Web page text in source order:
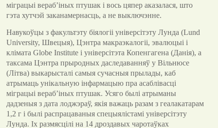
міграцыі вераб’іных птушак і вось цяпер аказалася, што
гэта хутчэй заканамернасць, а не выключэнне.
Навукоўцы з факультэту біялогіі універсітэту Лунда (Lund
University, Швецыя), Цэнтра макраэкалогіі, эвалюцыі і
клімата Globe Institute і універсітэта Копенгагена (Данія), а
таксама Цэнтра прыродных даследаванняў у Вільнюсе
(Літва) выкарысталі самыя сучасныя прылады, каб
атрымаць унікальную інфармацыю пра асаблівасці
міграцыі вераб’іных птушак. Усяго былі атрыманы
дадзеныя з дата лоджэраў, якія важаць разам з геалакатарам
1,2 г і былі распрацаваныя спецыялістамі універсітэту
Лунда. Іх размясцілі на 14 дроздавых чаротаўках